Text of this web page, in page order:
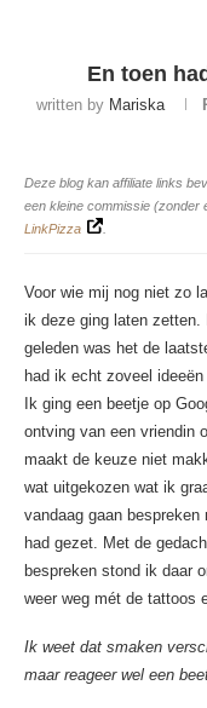
En toen
written by Mariska
Deze blog kan affiliate links
een kleine commissie (zonder
LinkPizza
Voor wie mij nog niet zo
ik deze ging laten zetten.
geleden was het de
had ik echt zoveel
Ik ging een beetje op
ontving van een vriendin
maakt de keuze niet
wat uitgekozen wat ik
vandaag gaan
had gezet. Met de
bespreken stond ik daar
weer weg mét de tattoos
Ik weet dat smaken
maar reageer wel een